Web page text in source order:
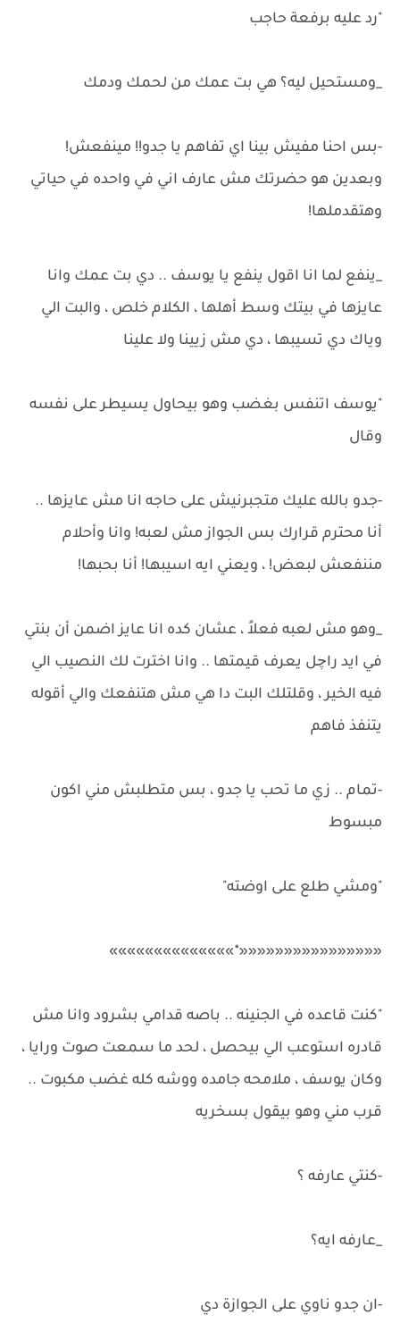
"رد عليه برفعة حاجب
_ومستحيل ليه؟ هي بت عمك من لحمك ودمك
-بس احنا مفيش بينا اي تفاهم يا جدو!! مينفعش!
وبعدين هو حضرتك مش عارف اني في واحده في حياتي
وهتقدملها!
_ينفع لما انا اقول ينفع يا يوسف .. دي بت عمك وانا
عايزها في بيتك وسط أهلها ، الكلام خلص ، والبت الي
وياك دي تسيبها ، دي مش زيينا ولا علينا
"يوسف اتنفس بغضب وهو بيحاول يسيطر على نفسه
وقال
-جدو بالله عليك متجبرنيش على حاجه انا مش عايزها ..
أنا محترم قرارك بس الجواز مش لعبه! وانا وأحلام
مننفعش لبعض! ، ويعني ايه اسيبها! أنا بحبها!
_وهو مش لعبه فعلاً ، عشان كده انا عايز اضمن أن بنتي
في ايد راچل يعرف قيمتها .. وانا اخترت لك النصيب الي
فيه الخير ، وقلتلك البت دا هي مش هتنفعك والي أقوله
يتنفذ فاهم
-تمام .. زي ما تحب يا جدو ، بس متطلبش مني اكون
مبسوط
"ومشي طلع على اوضته"
««««««««««««««««٭»»»»»»»»»»»»»»
"كنت قاعده في الجنينه .. باصه قدامي بشرود وانا مش
قادره استوعب الي بيحصل ، لحد ما سمعت صوت ورايا ،
وكان يوسف ، ملامحه جامده ووشه كله غضب مكبوت ..
قرب مني وهو بيقول بسخريه
-كنتي عارفه ؟
_عارفه ايه؟
-ان جدو ناوي على الجوازة دي